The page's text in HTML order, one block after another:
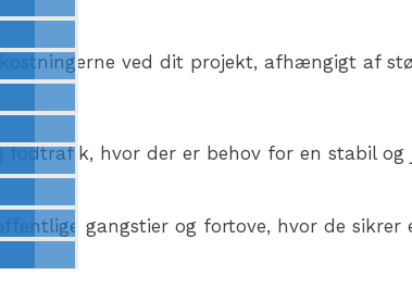
ved dit projekt, afhængigt af
hvor der er behov for en stabil
gangstier og fortove, hvor de